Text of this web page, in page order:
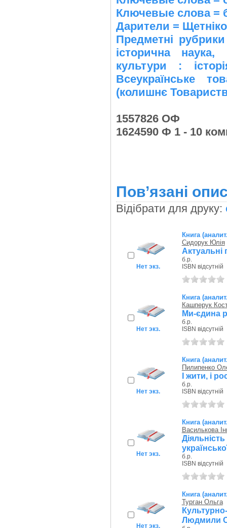
Ключевые слова =
Дарители =
Предметні
історична наука,
культури :
Всеукраїнське
(колишнє
1557826 ОФ
1624590 Ф 1 - 10
Пов’язані
Відібрати для друку:
Нет экз.
Книга
Сидорук Юлія
Актуальні
б.р.
ISBN відсутній
Нет экз.
Книга
Кашперук
Ми-єдина
б.р.
ISBN відсутній
Нет экз.
Книга
Пилипенко
І жити, і
б.р.
ISBN відсутній
Нет экз.
Книга
Василькова
б.р.
ISBN відсутній
Нет экз.
Книга
Турган Ольга
Людмили